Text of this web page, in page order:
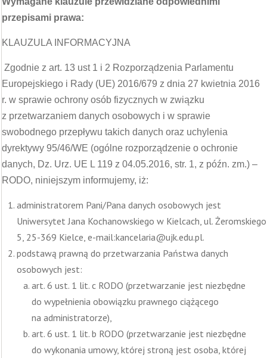
przepisami prawa:
KLAUZULA INFORMACYJNA
Zgodnie z art. 13 ust 1 i 2 Rozporządzenia Parlamentu
Europejskiego i Rady (UE) 2016/679 z dnia 27 kwietnia 2016
r. w sprawie ochrony osób fizycznych w związku
z przetwarzaniem danych osobowych i w sprawie
swobodnego przepływu takich danych oraz uchylenia
dyrektywy 95/46/WE (ogólne rozporządzenie o ochronie
danych, Dz. Urz. UE L 119 z 04.05.2016, str. 1, z późn. zm.) –
RODO, niniejszym informujemy, iż:
administratorem Pani/Pana danych osobowych jest
Uniwersytet Jana Kochanowskiego w Kielcach, ul. Żeromskiego
5, 25-369 Kielce, e-mail:kancelaria@ujk.edu.pl.
podstawą prawną do przetwarzania Państwa danych
osobowych jest:
art. 6 ust. 1 lit. c RODO (przetwarzanie jest niezbędne
do wypełnienia obowiązku prawnego ciążącego
na administratorze),
art. 6 ust. 1 lit. b RODO (przetwarzanie jest niezbędne
do wykonania umowy, której stroną jest osoba, której